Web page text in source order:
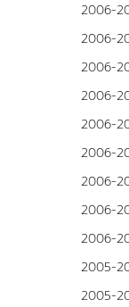
2006-
2006-
2006-
2006-
2006-
2006-
2006-
2006-
2006-
2005-
2005-